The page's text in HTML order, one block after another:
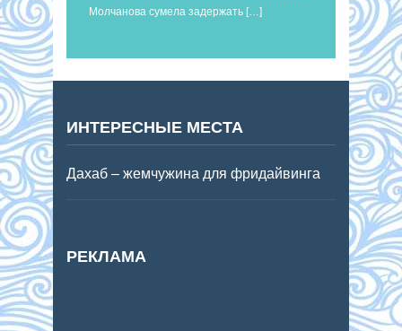
Молчанова сумела задержать […]
ИНТЕРЕСНЫЕ МЕСТА
Дахаб – жемчужина для фридайвинга
РЕКЛАМА